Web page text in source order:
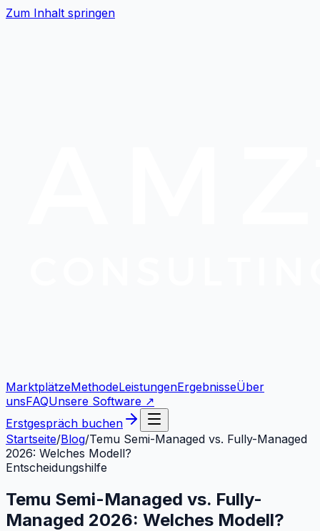
Zum Inhalt springen
MarktplätzeMethodeLeistungenErgebnisseÜber
unsFAQUnsere Software ↗
Erstgespräch buchen
Startseite/Blog/Temu Semi-Managed vs. Fully-Managed
2026: Welches Modell?
Entscheidungshilfe
Temu Semi-Managed vs. Fully-
Managed 2026: Welches Modell?